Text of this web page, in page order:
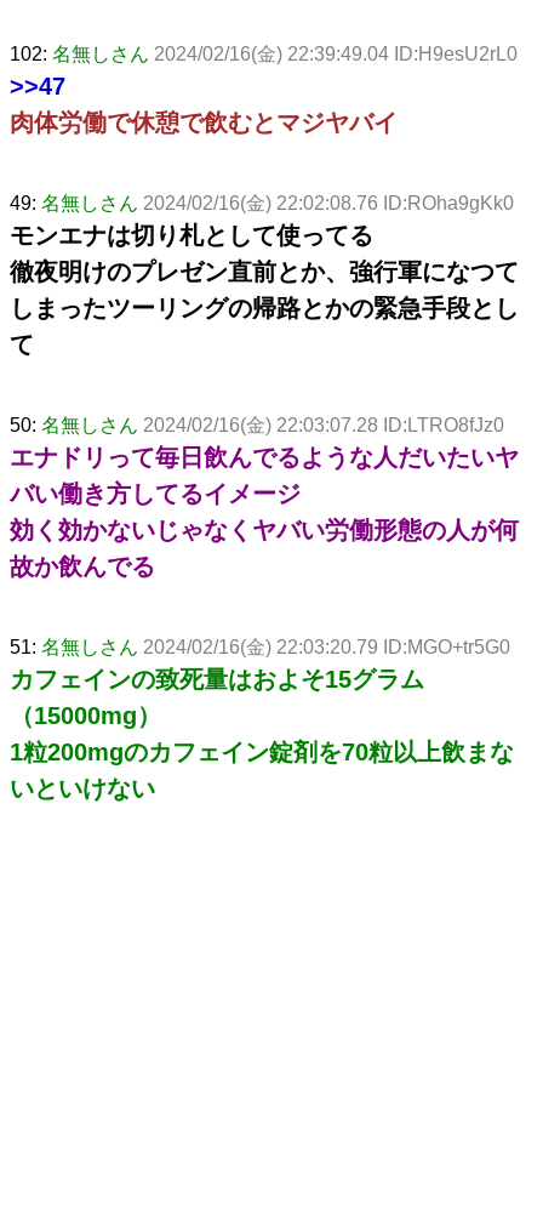
102: 名無しさん 2024/02/16(金) 22:39:49.04 ID:H9esU2rL0
>>47
肉体労働で休憩で飲むとマジヤバイ
49: 名無しさん 2024/02/16(金) 22:02:08.76 ID:ROha9gKk0
モンエナは切り札として使ってる
徹夜明けのプレゼン直前とか、強行軍になつて
しまったツーリングの帰路とかの緊急手段とし
て
50: 名無しさん 2024/02/16(金) 22:03:07.28 ID:LTRO8fJz0
エナドリって毎日飲んでるような人だいたいヤ
バい働き方してるイメージ
効く効かないじゃなくヤバい労働形態の人が何
故か飲んでる
51: 名無しさん 2024/02/16(金) 22:03:20.79 ID:MGO+tr5G0
カフェインの致死量はおよそ15グラム
（15000mg）
1粒200mgのカフェイン錠剤を70粒以上飲まな
いといけない